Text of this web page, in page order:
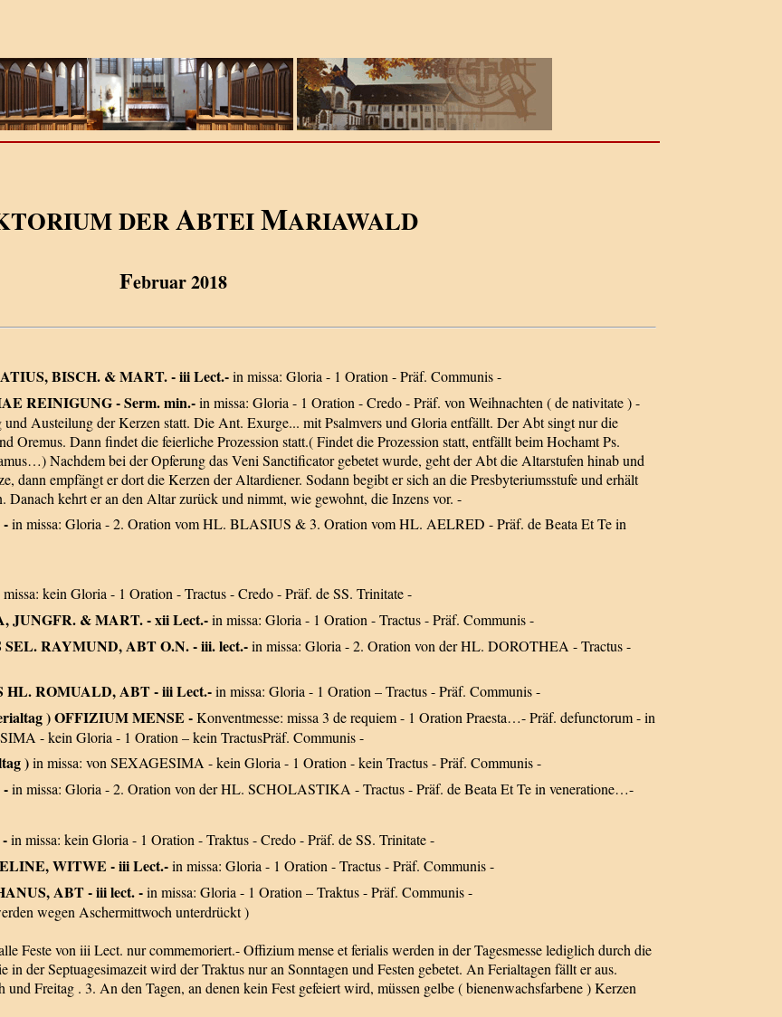
DERABTEIMARIAWALD
Februar 2018
BISCH. & MART. - iii Lect.-in missa: Gloria - 1 Oration - Präf. Communis -
REINIGUNG - Serm. min.-in missa: Gloria - 1 Oration - Credo - Präf. von Weihnachten ( de nativitate ) -
und Austeilung der Kerzen statt. Die Ant. Exurge... mit Psalmvers und Gloria entfällt. Der Abt singt nur die
Oremus. Dann findet die feierliche Prozession statt.( Findet die Prozession statt, entfällt beim Hochamt Ps.
Nachdem bei der Opferung das Veni Sanctificator gebetet wurde, geht der Abt die Altarstufen hinab und
dann empfängt er dort die Kerzen der Altardiener. Sodann begibt er sich an die Presbyteriumsstufe und erhält
Danach kehrt er an den Altar zurück und nimmt, wie gewohnt, die Inzens vor. -
-in missa: Gloria - 2. Oration vom HL. BLASIUS & 3. Oration vom HL. AELRED - Präf. de Beata Et Te in
kein Gloria - 1 Oration - Tractus - Credo - Präf. de SS. Trinitate -
JUNGFR. & MART. - xii Lect.-in missa: Gloria - 1 Oration - Tractus - Präf. Communis -
SEL. RAYMUND, ABT O.N. - iii. lect.-in missa: Gloria - 2. Oration von der HL. DOROTHEA - Tractus -
HL. ROMUALD, ABT - iii Lect.-in missa: Gloria - 1 Oration – Tractus - Präf. Communis -
) OFFIZIUM MENSE -Konventmesse: missa 3 de requiem - 1 Oration Praesta…- Präf. defunctorum - in
- kein Gloria - 1 Oration – kein TractusPräf. Communis -
)in missa: von SEXAGESIMA - kein Gloria - 1 Oration - kein Tractus - Präf. Communis -
-in missa: Gloria - 2. Oration von der HL. SCHOLASTIKA - Tractus - Präf. de Beata Et Te in veneratione…-
-in missa: kein Gloria - 1 Oration - Traktus - Credo - Präf. de SS. Trinitate -
WITWE - iii Lect.-in missa: Gloria - 1 Oration - Tractus - Präf. Communis -
ABT - iii lect. -in missa: Gloria - 1 Oration – Traktus - Präf. Communis -
wegen Aschermittwoch unterdrückt )
Feste von iii Lect. nur commemoriert.- Offizium mense et ferialis werden in der Tagesmesse lediglich durch die
in der Septuagesimazeit wird der Traktus nur an Sonntagen und Festen gebetet. An Ferialtagen fällt er aus.
Freitag . 3. An den Tagen, an denen kein Fest gefeiert wird, müssen gelbe ( bienenwachsfarbene ) Kerzen